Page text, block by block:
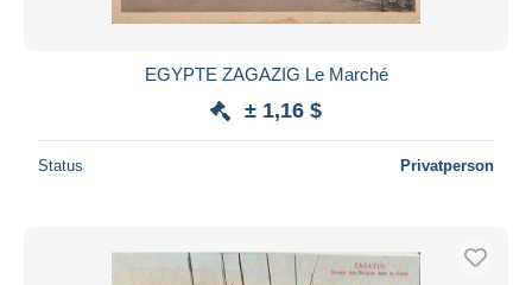
EGYPTE ZAGAZIG Le Marché
± 1,16 $
Status Privatperson